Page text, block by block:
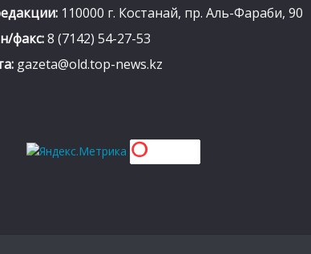
110000 г. Костанай, пр. Аль-Фараби, 90
факс:8 (7142) 54-27-53
gazeta@old.top-news.kz